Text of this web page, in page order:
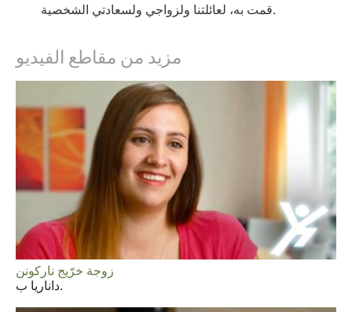
قمت به، لعائلتنا ولزواجي ولسعادتي الشخصية.
مزيد من مقاطع الفيديو
زوجة خرّيج ناركونن
داناريا ب.